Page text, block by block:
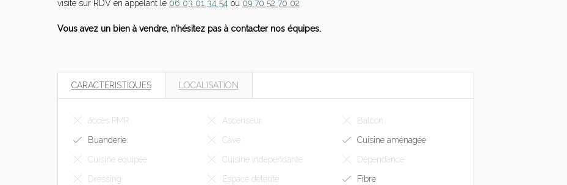
visite sur RDV en appelant le 06 03 01 34 54 ou 09 70 52 70 02
Vous avez un bien à vendre, n’hésitez pas à contacter nos équipes.
CARACTÉRISTIQUES LOCALISATION
accès PMR Ascenseur
Balcon
Buanderie
Cave
Cuisine aménagée
Cuisine équipée
Cuisine indépendante
Dépendance
Dressing
Espace détente
Fibre